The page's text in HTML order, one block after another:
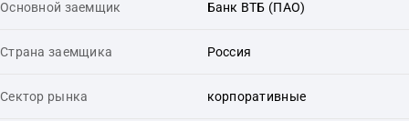
Основной заемщик Банк ВТБ (ПАО)
Страна заемщика Россия
Сектор рынка корпоративные